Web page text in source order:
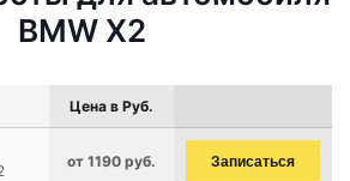
BMW X2
Цена в Руб.
от 1190 руб. Записаться